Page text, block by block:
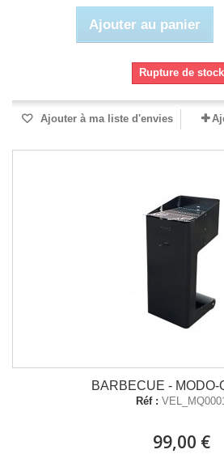
Ajouter au panier
Rupture de stock
Ajouter à ma liste d'envies
BARBECUE - MODO-
Réf :
99,00 €